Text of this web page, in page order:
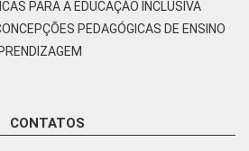
PARA A EDUCAÇÃO INCLUSIVA
PEDAGÓGICAS DE ENSINO
CONTATOS